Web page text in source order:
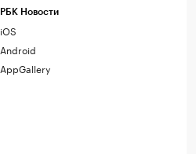
РБК Новости
iOS
Android
AppGallery